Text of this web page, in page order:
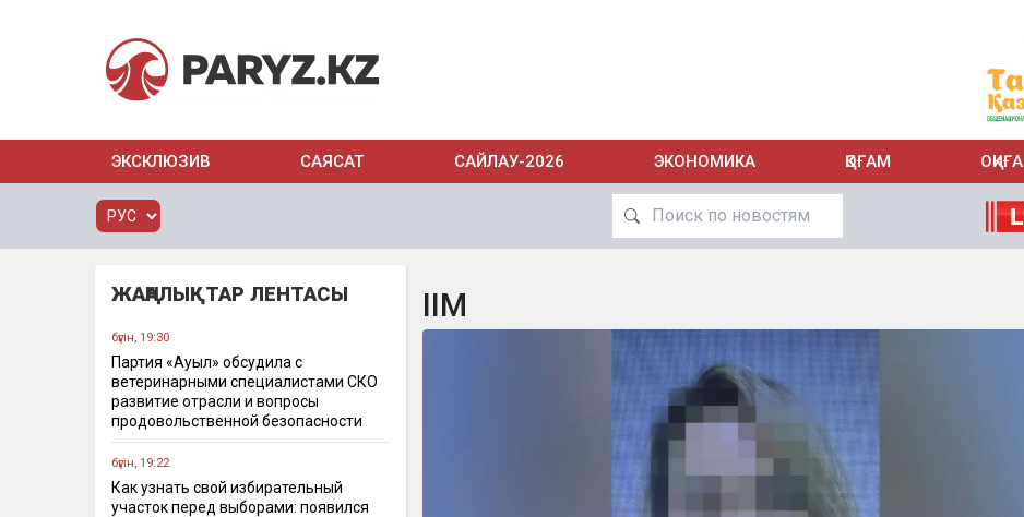
ЭКСКЛЮЗИВ САЯСАТ САЙЛАУ-2026 ЭКОНОМИКА ҚОҒАМ ОҚИҒА
ЖАҢАЛЫҚТАР ЛЕНТАСЫ
бүгін, 19:30
Партия «Ауыл» обсудила с
ветеринарными специалистами СКО
развитие отрасли и вопросы
продовольственной безопасности
бүгін, 19:22
Как узнать свой избирательный
участок перед выборами: появился
ІІМ